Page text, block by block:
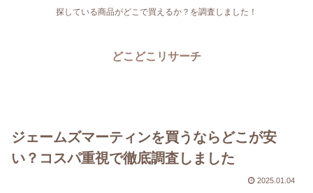
探している商品がどこで買えるか？を調査しました！
どこどこリサーチ
ジェームズマーティンを買うならどこが安
い？コスパ重視で徹底調査しました
2025.01.04